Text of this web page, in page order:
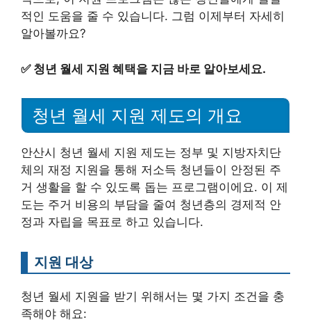
적인 도움을 줄 수 있습니다. 그럼 이제부터 자세히
알아볼까요?
✅ 청년 월세 지원 혜택을 지금 바로 알아보세요.
청년 월세 지원 제도의 개요
안산시 청년 월세 지원 제도는 정부 및 지방자치단
체의 재정 지원을 통해 저소득 청년들이 안정된 주
거 생활을 할 수 있도록 돕는 프로그램이에요. 이 제
도는 주거 비용의 부담을 줄여 청년층의 경제적 안
정과 자립을 목표로 하고 있습니다.
지원 대상
청년 월세 지원을 받기 위해서는 몇 가지 조건을 충
족해야 해요: